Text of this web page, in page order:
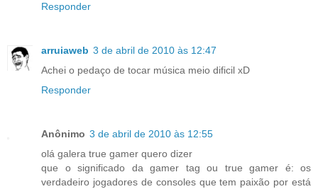
Responder
arruiaweb 3 de abril de 2010 às 12:47
Achei o pedaço de tocar música meio dificil xD
Responder
Anônimo 3 de abril de 2010 às 12:55
olá galera true gamer quero dizer
que o significado da gamer tag ou true gamer é: os
verdadeiro jogadores de consoles que tem paixão por está